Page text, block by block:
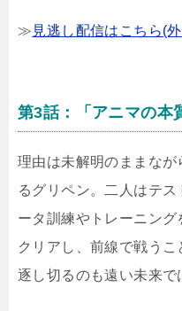
≫ 見逃し配信はこちら(
第3話：「アニマの本
理由は未解明のままな
るグリペン。二人はテ
ータ訓練やトレーニン
クリアし、前線で戦う
逐し切るのも遠い未来で